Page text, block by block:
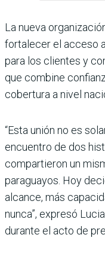
La nueva
fortalecer el acceso
para los clientes y
que combine
cobertura a nivel
“Esta unión no es
encuentro de dos
compartieron un
paraguayos. Hoy
alcance, más
nunca”, expresó
durante el acto de